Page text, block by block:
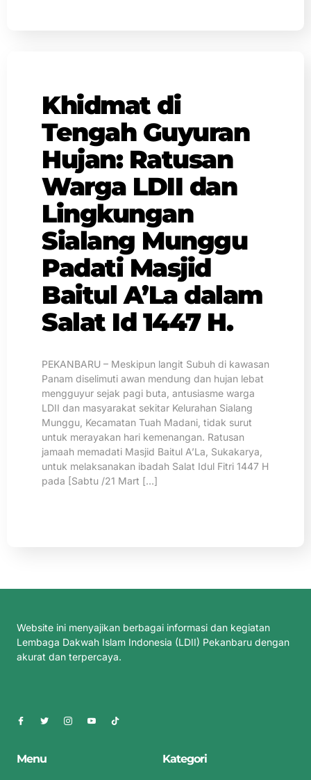
Khidmat di
Tengah Guyuran
Hujan: Ratusan
Warga LDII dan
Lingkungan
Sialang Munggu
Padati Masjid
Baitul A’La dalam
Salat Id 1447 H.
PEKANBARU – Meskipun langit Subuh di kawasan
Panam diselimuti awan mendung dan hujan lebat
mengguyur sejak pagi buta, antusiasme warga
LDII dan masyarakat sekitar Kelurahan Sialang
Munggu, Kecamatan Tuah Madani, tidak surut
untuk merayakan hari kemenangan. Ratusan
jamaah memadati Masjid Baitul A’La, Sukakarya,
untuk melaksanakan ibadah Salat Idul Fitri 1447 H
pada [Sabtu /21 Mart […]
Website ini menyajikan berbagai informasi dan kegiatan
Lembaga Dakwah Islam Indonesia (LDII) Pekanbaru dengan
akurat dan terpercaya.
Menu Kategori